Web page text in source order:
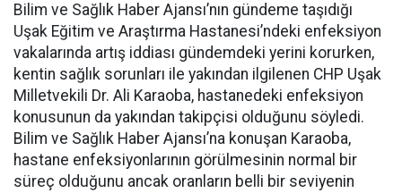
Bilim ve Sağlık Haber Ajansı’nın gündeme taşıdığı
Uşak Eğitim ve Araştırma Hastanesi’ndeki enfeksiyon
vakalarında artış iddiası gündemdeki yerini korurken,
kentin sağlık sorunları ile yakından ilgilenen CHP Uşak
Milletvekili Dr. Ali Karaoba, hastanedeki enfeksiyon
konusunun da yakından takipçisi olduğunu söyledi.
Bilim ve Sağlık Haber Ajansı’na konuşan Karaoba,
hastane enfeksiyonlarının görülmesinin normal bir
süreç olduğunu ancak oranların belli bir seviyenin